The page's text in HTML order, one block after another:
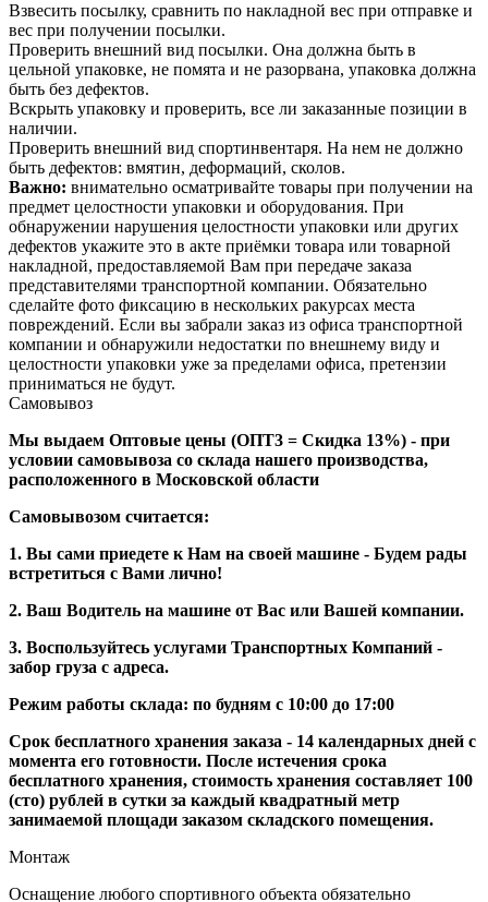
Взвесить посылку, сравнить по накладной вес при отправке и
вес при получении посылки.
Проверить внешний вид посылки. Она должна быть в
цельной упаковке, не помята и не разорвана, упаковка должна
быть без дефектов.
Вскрыть упаковку и проверить, все ли заказанные позиции в
наличии.
Проверить внешний вид спортинвентаря. На нем не должно
быть дефектов: вмятин, деформаций, сколов.
Важно: внимательно осматривайте товары при получении на
предмет целостности упаковки и оборудования. При
обнаружении нарушения целостности упаковки или других
дефектов укажите это в акте приёмки товара или товарной
накладной, предоставляемой Вам при передаче заказа
представителями транспортной компании. Обязательно
сделайте фото фиксацию в нескольких ракурсах места
повреждений. Если вы забрали заказ из офиса транспортной
компании и обнаружили недостатки по внешнему виду и
целостности упаковки уже за пределами офиса, претензии
приниматься не будут.
Самовывоз
Мы выдаем Оптовые цены (ОПТ3 = Скидка 13%) - при
условии самовывоза со склада нашего производства,
расположенного в Московской области
Самовывозом считается:
1. Вы сами приедете к Нам на своей машине - Будем рады
встретиться с Вами лично!
2. Ваш Водитель на машине от Вас или Вашей компании.
3. Воспользуйтесь услугами Транспортных Компаний -
забор груза с адреса.
Режим работы склада: по будням с 10:00 до 17:00
Срок бесплатного хранения заказа - 14 календарных дней с
момента его готовности. После истечения срока
бесплатного хранения, стоимость хранения составляет 100
(сто) рублей в сутки за каждый квадратный метр
занимаемой площади заказом складского помещения.
Монтаж
Оснащение любого спортивного объекта обязательно